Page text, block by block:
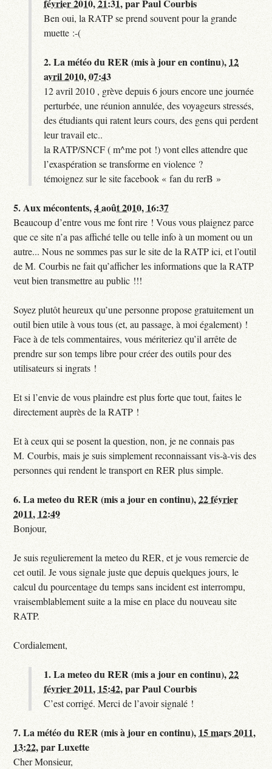
février 2010, 21:31,parPaul Courbis
Ben oui, la RATP se prend souvent pour la grande
muette :-(
2.La météo du RER (mis à jour en continu), 12
avril 2010, 07:43
12 avril 2010 , grève depuis 6 jours encore une journée
perturbée, une réunion annulée, des voyageurs stressés,
des étudiants qui ratent leurs cours, des gens qui perdent
leur travail etc..
la RATP/SNCF ( m^me pot !) vont elles attendre que
l’exaspération se transforme en violence ?
témoignez sur le site facebook « fan du rerB »
5.Aux mécontents,4 août 2010, 16:37
Beaucoup d’entre vous me font rire ! Vous vous plaignez parce
que ce site n’a pas affiché telle ou telle info à un moment ou un
autre... Nous ne sommes pas sur le site de la RATP ici, et l’outil
de M. Courbis ne fait qu’afficher les informations que la RATP
veut bien transmettre au public !!!
Soyez plutôt heureux qu’une personne propose gratuitement un
outil bien utile à vous tous (et, au passage, à moi également) !
Face à de tels commentaires, vous mériteriez qu’il arrête de
prendre sur son temps libre pour créer des outils pour des
utilisateurs si ingrats !
Et si l’envie de vous plaindre est plus forte que tout, faites le
directement auprès de la RATP !
Et à ceux qui se posent la question, non, je ne connais pas
M. Courbis, mais je suis simplement reconnaissant vis-à-vis des
personnes qui rendent le transport en RER plus simple.
6.La meteo du RER (mis a jour en continu),22 février
2011, 12:49
Bonjour,
Je suis regulierement la meteo du RER, et je vous remercie de
cet outil. Je vous signale juste que depuis quelques jours, le
calcul du pourcentage du temps sans incident est interrompu,
vraisemblablement suite a la mise en place du nouveau site
RATP.
Cordialement,
1.La meteo du RER (mis a jour en continu),22
février 2011, 15:42,parPaul Courbis
C’est corrigé. Merci de l’avoir signalé !
7.La météo du RER (mis à jour en continu), 15 mars 2011,
13:22,parLuxette
Cher Monsieur,